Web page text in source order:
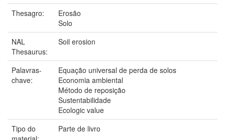
Thesagro:
Erosão
Solo
NAL
Thesaurus:
Soil erosion
Palavras-
chave:
Equação universal de perda de solos
Economia ambiental
Método de reposição
Sustentabilidade
Ecologic value
Tipo do
Parte de livro